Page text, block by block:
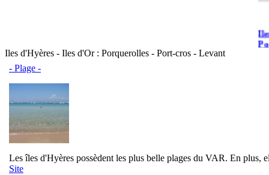
Iles d'Hyères - Iles d'Or : Porquerolles - Port-cros - Levant
- Plage -
Les îles d'Hyères possèdent les plus belle plages du VAR. En plus,
Site